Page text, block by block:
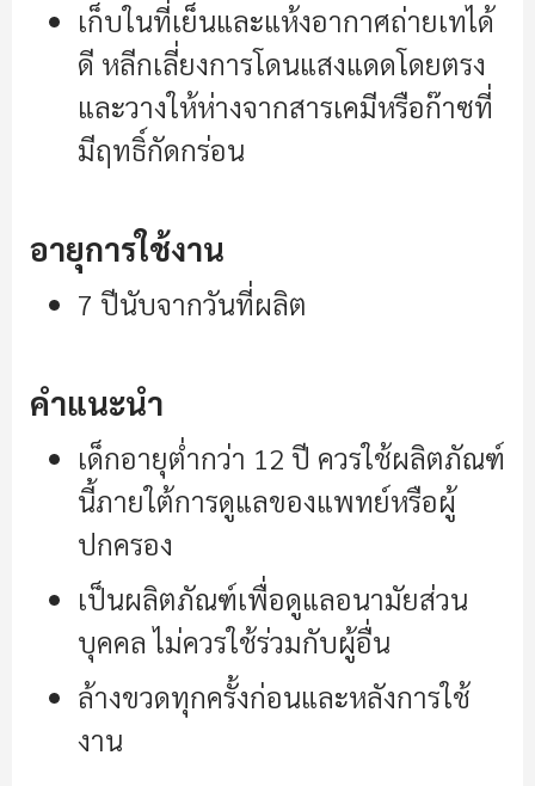
เก็บในที่เย็นและแห้งอากาศถ่ายเทได้
ดี หลีกเลี่ยงการโดนแสงแดดโดยตรง
และวางให้ห่างจากสารเคมีหรือก๊าซที่
มีฤทธิ์กัดกร่อน
อายุการใช้งาน
7 ปีนับจากวันที่ผลิต
คำแนะนำ
เด็กอายุต่ำกว่า 12 ปี ควรใช้ผลิตภัณฑ์
นี้ภายใต้การดูแลของแพทย์หรือผู้
ปกครอง
เป็นผลิตภัณฑ์เพื่อดูแลอนามัยส่วน
บุคคล ไม่ควรใช้ร่วมกับผู้อื่น
ล้างขวดทุกครั้งก่อนและหลังการใช้
งาน